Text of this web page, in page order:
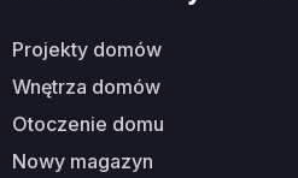
Projekty domów
Wnętrza domów
Otoczenie domu
Nowy magazyn